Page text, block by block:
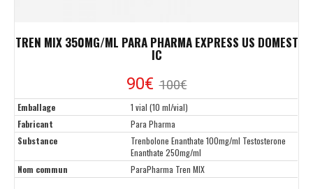
TREN MIX 350MG/ML PARA PHARMA EXPRESS US DOMEST
IC
90€ 100€
Emballage
1 vial (10 ml/vial)
Fabricant
Para Pharma
Substance
Trenbolone Enanthate 100mg/ml Testosterone
Enanthate 250mg/ml
Nom commun
ParaPharma Tren MIX